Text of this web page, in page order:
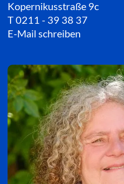
Kopernikusstraße 9c
T0211 - 39 38 37
E-Mail schreiben